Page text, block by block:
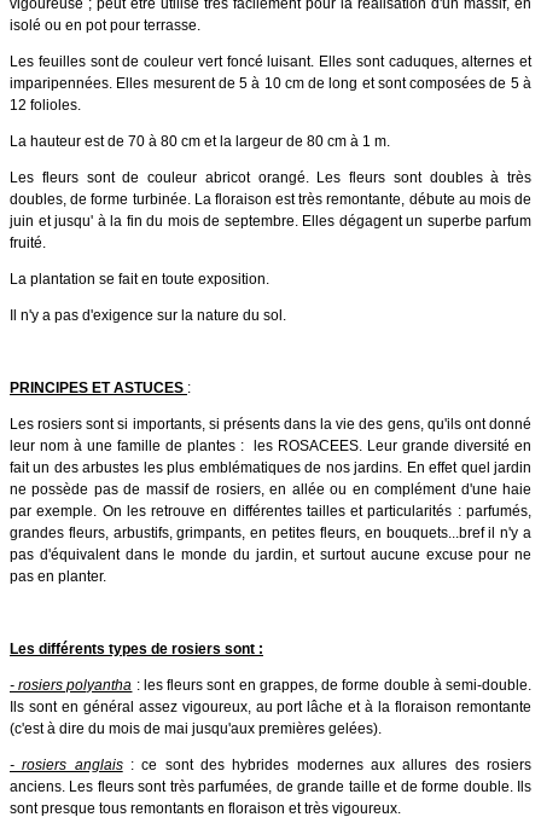
vigoureuse ; peut être utilisé très facilement pour la réalisation d'un massif, en
isolé ou en pot pour terrasse.
Les feuilles sont de couleur vert foncé luisant. Elles sont caduques, alternes et
imparipennées. Elles mesurent de 5 à 10 cm de long et sont composées de 5 à
12 folioles.
La hauteur est de 70 à 80 cm et la largeur de 80 cm à 1 m.
Les fleurs sont de couleur abricot orangé. Les fleurs sont doubles à très
doubles, de forme turbinée. La floraison est très remontante, débute au mois de
juin et jusqu' à la fin du mois de septembre. Elles dégagent un superbe parfum
fruité.
La plantation se fait en toute exposition.
Il n'y a pas d'exigence sur la nature du sol.
PRINCIPES ET ASTUCES :
Les rosiers sont si importants, si présents dans la vie des gens, qu'ils ont donné
leur nom à une famille de plantes : les ROSACEES. Leur grande diversité en
fait un des arbustes les plus emblématiques de nos jardins. En effet quel jardin
ne possède pas de massif de rosiers, en allée ou en complément d'une haie
par exemple. On les retrouve en différentes tailles et particularités : parfumés,
grandes fleurs, arbustifs, grimpants, en petites fleurs, en bouquets...bref il n'y a
pas d'équivalent dans le monde du jardin, et surtout aucune excuse pour ne
pas en planter.
Les différents types de rosiers sont :
- rosiers polyantha : les fleurs sont en grappes, de forme double à semi-double.
Ils sont en général assez vigoureux, au port lâche et à la floraison remontante
(c'est à dire du mois de mai jusqu'aux premières gelées).
- rosiers anglais: ce sont des hybrides modernes aux allures des rosiers
anciens. Les fleurs sont très parfumées, de grande taille et de forme double. Ils
sont presque tous remontants en floraison et très vigoureux.